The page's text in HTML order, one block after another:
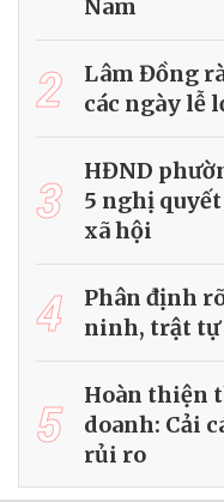
Nam
2
Lâm Đồng
các ngày lễ
3
HĐND
5 nghị
xã hội
4
Phân định
ninh, trật tự
5
Hoàn thiện
doanh: Cải
rủi ro